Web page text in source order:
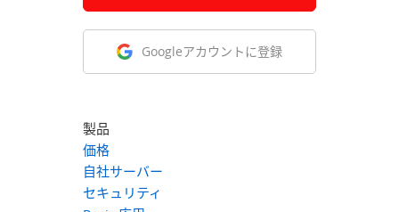
Googleアカウントに登録
製品
価格
自社サーバー
セキュリティ